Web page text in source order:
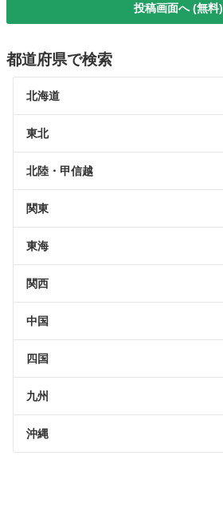
投稿画面へ (無料)
都道府県で検索
北海道
東北
北陸・甲信越
関東
東海
関西
中国
四国
九州
沖縄